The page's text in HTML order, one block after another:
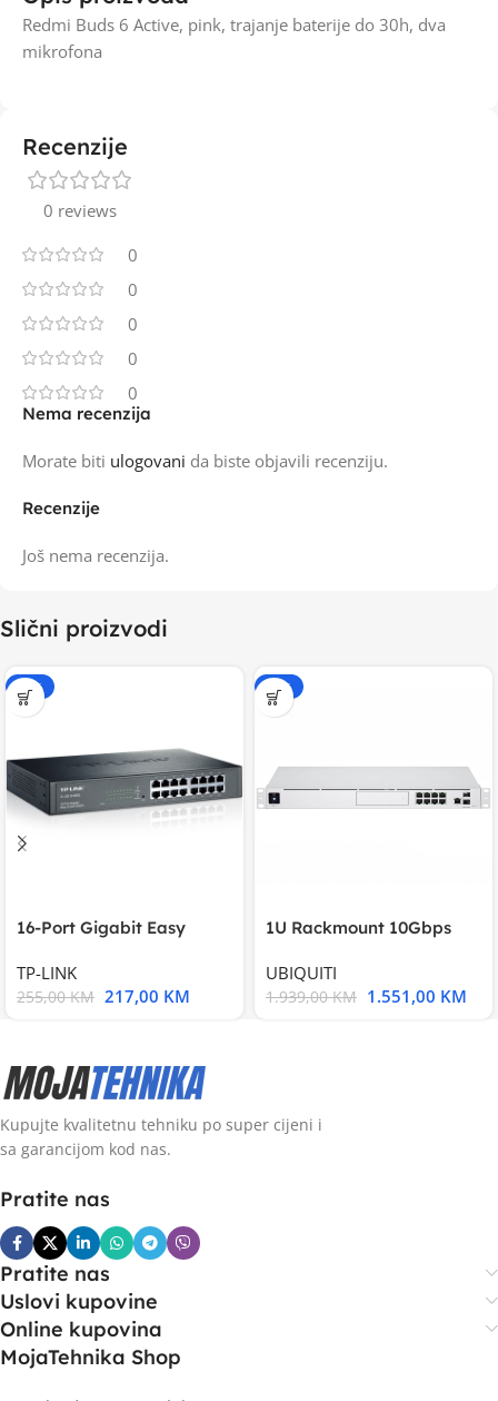
Redmi Buds 6 Active, pink, trajanje baterije do 30h, dva
mikrofona
Recenzije
0 reviews
0
0
0
0
0
Recenzije
Još nema recenzija.
Nema recenzija
Morate biti ulogovani da biste objavili recenziju.
Slični proizvodi
-15%
16-Port Gigabit Easy
TP-LINK
255,00KM 217,00 KM
-20%
1U Rackmount 10Gbps
UBIQUITI
1.939,00KM 1.551,00 KM
Kupujte kvalitetnu tehniku po super cijeni i
sa garancijom kod nas.
Pratite nas
Pratite nas
Uslovi kupovine
Online kupovina
MojaTehnika Shop